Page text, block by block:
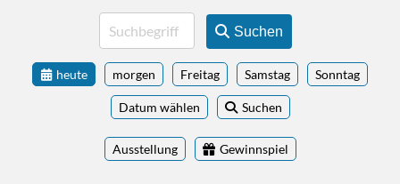
Suchen
heute morgen Freitag Samstag Sonntag
Datum wählen Suchen
Ausstellung Gewinnspiel